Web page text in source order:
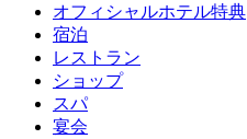
オフィシャルホテル特典
宿泊
レストラン
ショップ
スパ
宴会